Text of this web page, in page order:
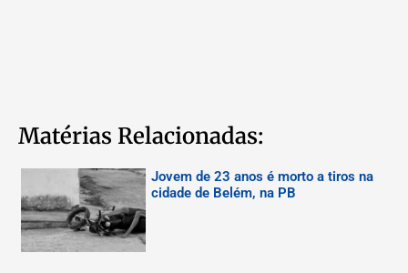
Matérias Relacionadas:
Jovem de 23 anos é morto a tiros na
cidade de Belém, na PB